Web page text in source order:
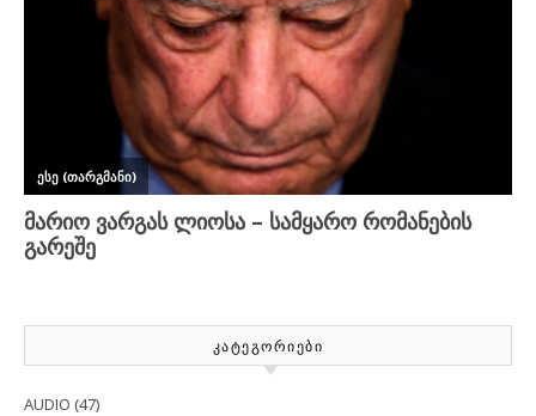
ᲙᲐᲢᲔᲒᲝᲠᲘᲔᲑᲘ
AUDIO (47)